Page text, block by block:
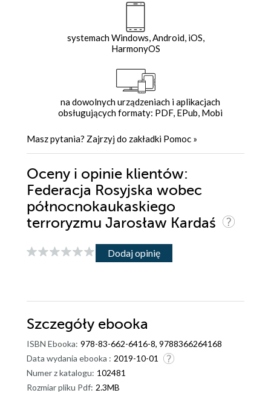
systemach Windows, Android, iOS,
HarmonyOS
na dowolnych urządzeniach i aplikacjach
obsługujących formaty: PDF, EPub, Mobi
Masz pytania? Zajrzyj do zakładki Pomoc »
Oceny i opinie klientów:
Federacja Rosyjska wobec
północnokaukaskiego
terroryzmu Jarosław Kardaś
Dodaj opinię
Szczegóły ebooka
ISBN Ebooka: 978-83-662-6416-8, 9788366264168
Data wydania ebooka : 2019-10-01
Numer z katalogu: 102481
Rozmiar pliku Pdf: 2.3MB